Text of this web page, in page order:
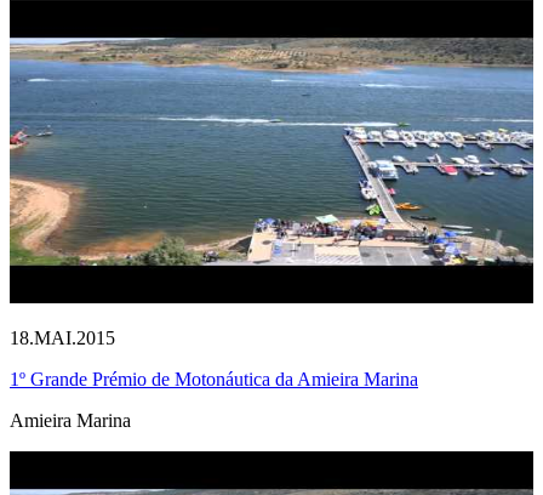
18.MAI.2015
1º Grande Prémio de Motonáutica da Amieira Marina
Amieira Marina